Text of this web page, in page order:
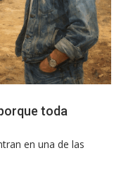
toda
en una de las